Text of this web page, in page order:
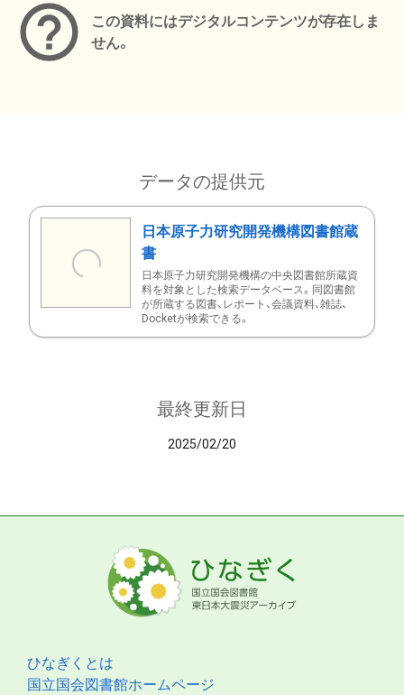
この資料にはデジタルコンテンツが存在しま
せん。
データの提供元
日本原子力研究開発機構図書館蔵
書
日本原子力研究開発機構の中央図書館所蔵資
料を対象とした検索データベース。同図書館
が所蔵する図書、レポート、会議資料、雑誌、
Docketが検索できる。
最終更新日
2025/02/20
ひなぎくとは
国立国会図書館ホームページ